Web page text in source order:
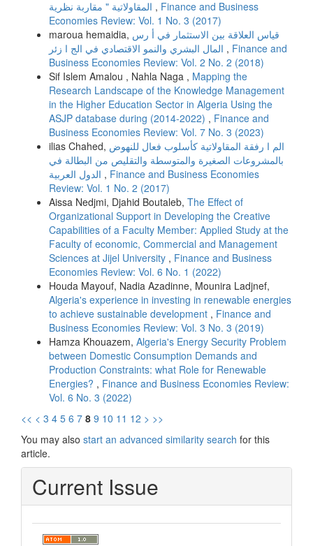
, Finance and Business
Economies Review: Vol. 1 No. 3 (2017)
maroua hemaidia, قیاس العلاقة بین الاستثمار في أ رس
, Finance and
Business Economies Review: Vol. 2 No. 2 (2018)
Sif Islem Amalou , Nahla Naga , Mapping the
Research Landscape of the Knowledge Management
in the Higher Education Sector in Algeria Using the
ASJP database during (2014-2022) , Finance and
Business Economies Review: Vol. 7 No. 3 (2023)
ilias Chahed, الم ا رفقة المقاولاتية كأسلوب فعال للنهوض
بالمشروعات الصغيرة والمتوسطة والتقليص من البطالة في
, Finance and Business Economies
Review: Vol. 1 No. 2 (2017)
Aissa Nedjmi, Djahid Boutaleb, The Effect of
Organizational Support in Developing the Creative
Capabilities of a Faculty Member: Applied Study at the
Faculty of economic, Commercial and Management
Sciences at Jijel University , Finance and Business
Economies Review: Vol. 6 No. 1 (2022)
Houda Mayouf, Nadia Azadinne, Mounira Ladjnef,
Algeria's experience in investing in renewable energies
to achieve sustainable development , Finance and
Business Economies Review: Vol. 3 No. 3 (2019)
Hamza Khouazem, Algeria's Energy Security Problem
between Domestic Consumption Demands and
Production Constraints: what Role for Renewable
Energies? , Finance and Business Economies Review:
Vol. 6 No. 3 (2022)
<< < 3 4 5 6 7 8 9 10 11 12 > >>
You may also start an advanced similarity search for this
article.
Current Issue